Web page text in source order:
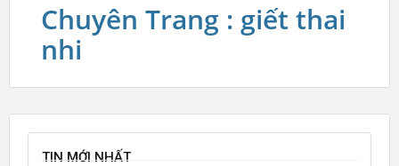
Chuyên Trang : giết thai
nhi
TIN MỚI NHẤT